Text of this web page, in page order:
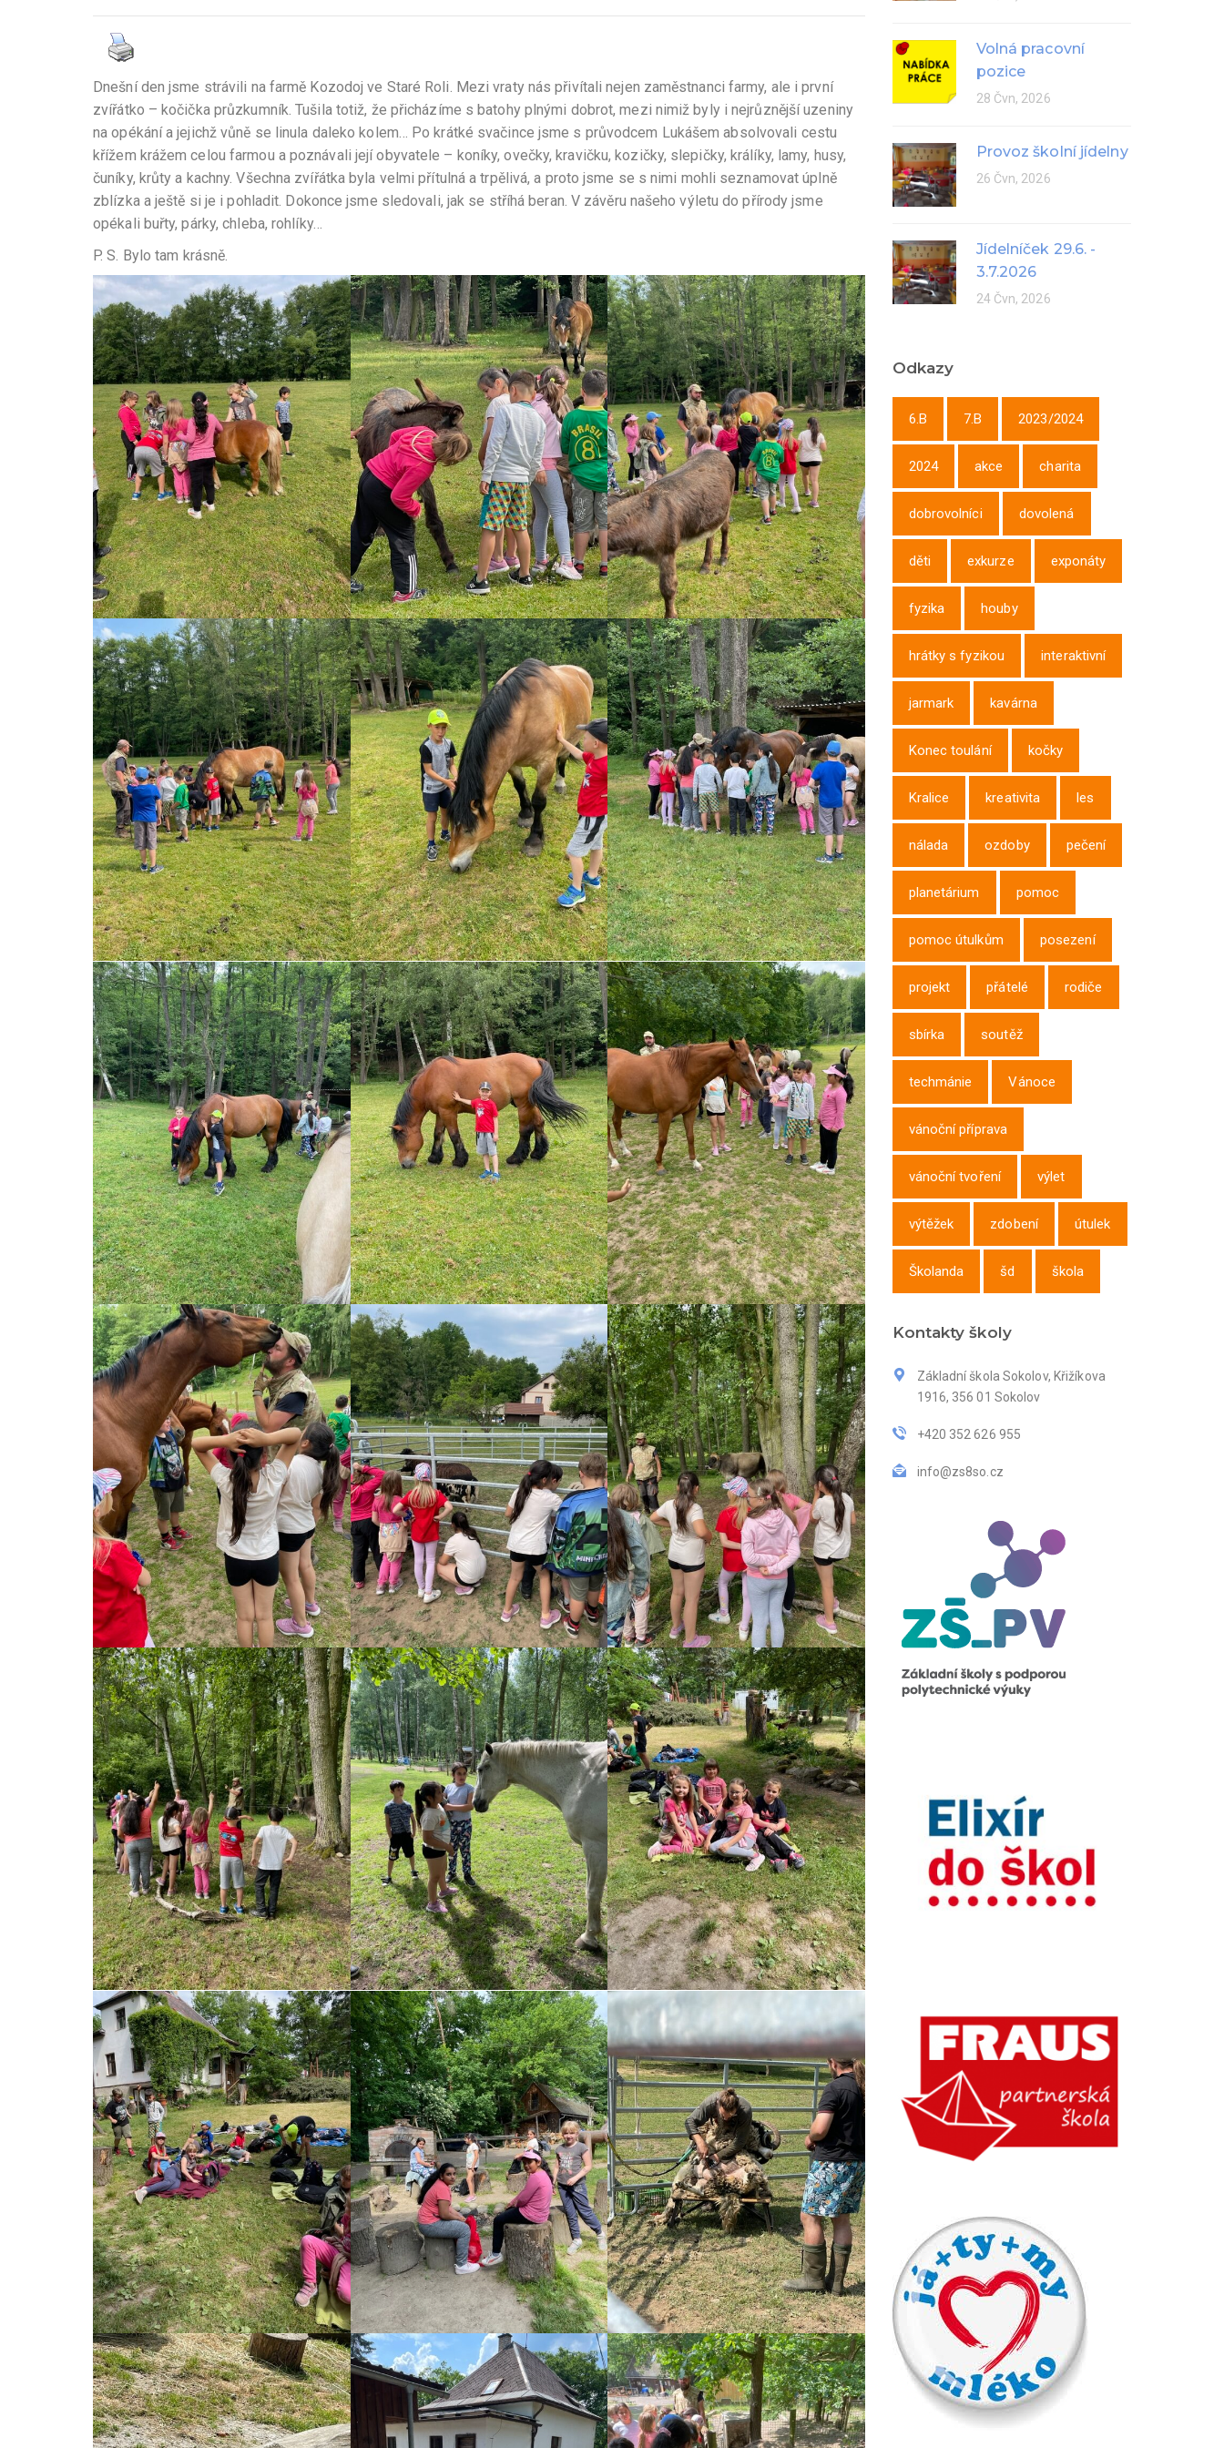
Dnešní den jsme strávili na farmě Kozodoj ve Staré Roli. Mezi vraty nás přivítali nejen zaměstnanci farmy, ale i první
zvířátko – kočička průzkumník. Tušila totiž, že přicházíme s batohy plnými dobrot, mezi nimiž byly i nejrůznější uzeniny
na opékání a jejichž vůně se linula daleko kolem… Po krátké svačince jsme s průvodcem Lukášem absolvovali cestu
křížem krážem celou farmou a poznávali její obyvatele – koníky, ovečky, kravičku, kozičky, slepičky, králíky, lamy, husy,
čuníky, krůty a kachny. Všechna zvířátka byla velmi přítulná a trpělivá, a proto jsme se s nimi mohli seznamovat úplně
zblízka a ještě si je i pohladit. Dokonce jsme sledovali, jak se stříhá beran. V závěru našeho výletu do přírody jsme
opékali buřty, párky, chleba, rohlíky…
P. S. Bylo tam krásně.
Volná pracovní
pozice
28 Čvn, 2026
Provoz školní jídelny
26 Čvn, 2026
Jídelníček 29.6. -
3.7.2026
24 Čvn, 2026
Odkazy
6.B 7.B 2023/2024
2024 akce charita
dobrovolníci dovolená
děti exkurze exponáty
fyzika houby
hrátky s fyzikou interaktivní
jarmark kavárna
Konec toulání kočky
Kralice kreativita les
nálada ozdoby pečení
planetárium pomoc
pomoc útulkům posezení
projekt přátelé rodiče
sbírka soutěž
techmánie Vánoce
vánoční příprava
vánoční tvoření výlet
výtěžek zdobení útulek
Školanda šd škola
Kontakty školy
Základní škola Sokolov, Křižíkova
1916, 356 01 Sokolov
+420 352 626 955
info@zs8so.cz